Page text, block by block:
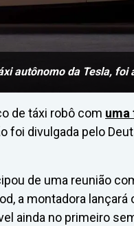
autônomo da Tesla,
de táxi robô com
foi divulgada pelo
de uma reunião
a montadora
ainda no primeiro